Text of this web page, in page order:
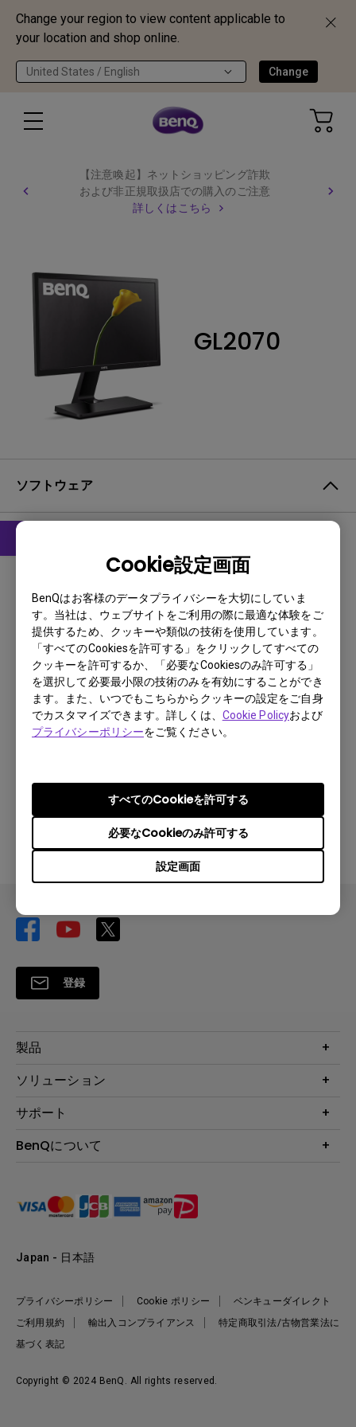
Change your region to view content applicable to
your location and shop online.
United States / English Change
Cookie設定画面
BenQはお客様のデータプライバシーを大切にしていま
す。当社は、ウェブサイトをご利用の際に最適な体験をご
提供するため、クッキーや類似の技術を使用しています。
「すべてのCookiesを許可する」をクリックしてすべての
クッキーを許可するか、「必要なCookiesのみ許可する」
を選択して必要最小限の技術のみを有効にすることができ
ます。また、いつでもこちらからクッキーの設定をご自身
でカスタマイズできます。詳しくは、 Cookie Policyおよび
プライバシーポリシーをご覧ください。
設定画面
必要なCookieのみ許可する
すべてのCookieを許可する
【注意喚起】ネットショッピング詐欺
および非正規取扱店での購入のご注意
詳しくはこちら
GL2070
ソフトウェア
WHQL Driver
OS:
Windows10
OS Version:
バージョン:MP
更新:2016/11/07
ファイルサイズ:9.01 KB
上記のいずれかのソフトウェアを使用することにより、
エンドユーザー使用許諾契約の条項
意したものとみなされます。
登録
製品
プロジェクター
照明
Webカメラ
ソリューション
ビジネス向け
知識ページ
AQCOLOR
e-Sports
サポート
サポート
製品保守サービス終了のご案内
BenQについて
リーダーシップ
ニュース
Copyright © 2024 BenQ. All rights reserved.
プライバシーポリシー Cookie ポリシー
ベンキューダイレクト
ご利用規約
輸出入コンプライアンス
特定商取引法/古物営業法に
基づく表記
Japan - 日本語